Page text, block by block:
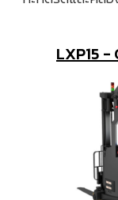
LXP15